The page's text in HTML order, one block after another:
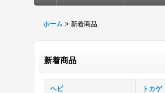
ホーム > 新着商品
新着商品
ヘビ トカゲ